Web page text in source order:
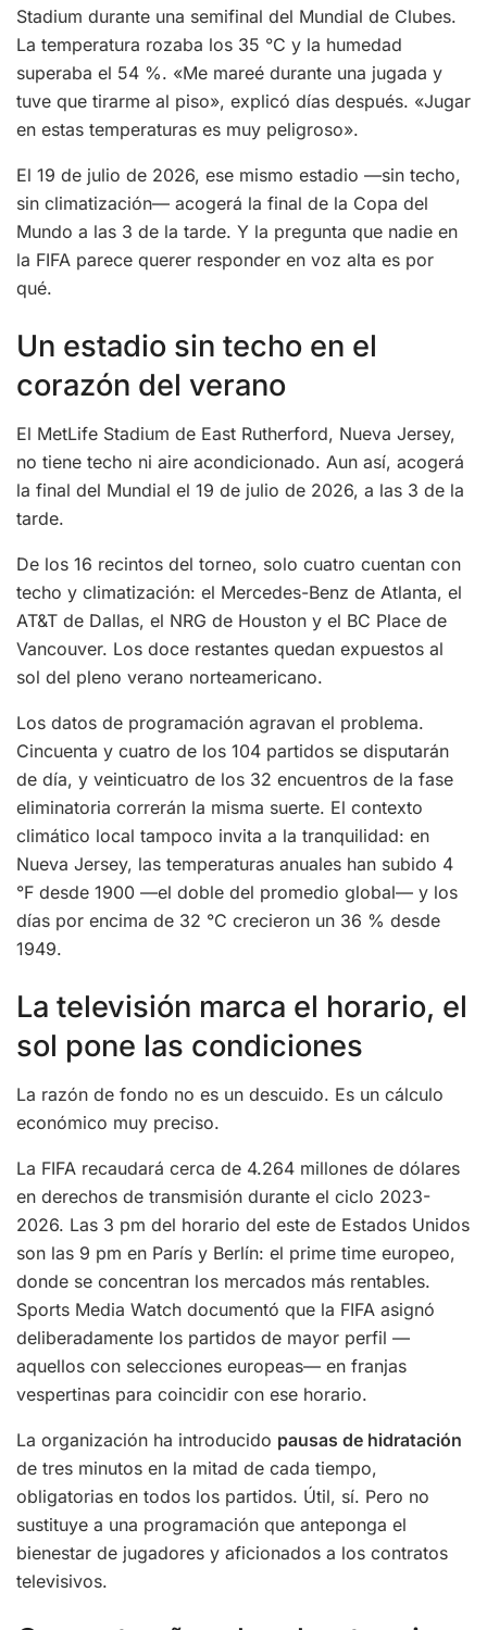
Stadium durante una semifinal del Mundial de Clubes.
La temperatura rozaba los 35 °C y la humedad
superaba el 54 %. «Me mareé durante una jugada y
tuve que tirarme al piso», explicó días después. «Jugar
en estas temperaturas es muy peligroso».
El 19 de julio de 2026, ese mismo estadio —sin techo,
sin climatización— acogerá la final de la Copa del
Mundo a las 3 de la tarde. Y la pregunta que nadie en
la FIFA parece querer responder en voz alta es por
qué.
Un estadio sin techo en el
corazón del verano
El MetLife Stadium de East Rutherford, Nueva Jersey,
no tiene techo ni aire acondicionado. Aun así, acogerá
la final del Mundial el 19 de julio de 2026, a las 3 de la
tarde.
De los 16 recintos del torneo, solo cuatro cuentan con
techo y climatización: el Mercedes-Benz de Atlanta, el
AT&T de Dallas, el NRG de Houston y el BC Place de
Vancouver. Los doce restantes quedan expuestos al
sol del pleno verano norteamericano.
Los datos de programación agravan el problema.
Cincuenta y cuatro de los 104 partidos se disputarán
de día, y veinticuatro de los 32 encuentros de la fase
eliminatoria correrán la misma suerte. El contexto
climático local tampoco invita a la tranquilidad: en
Nueva Jersey, las temperaturas anuales han subido 4
°F desde 1900 —el doble del promedio global— y los
días por encima de 32 °C crecieron un 36 % desde
1949.
La televisión marca el horario, el
sol pone las condiciones
La razón de fondo no es un descuido. Es un cálculo
económico muy preciso.
La FIFA recaudará cerca de 4.264 millones de dólares
en derechos de transmisión durante el ciclo 2023-
2026. Las 3 pm del horario del este de Estados Unidos
son las 9 pm en París y Berlín: el prime time europeo,
donde se concentran los mercados más rentables.
Sports Media Watch documentó que la FIFA asignó
deliberadamente los partidos de mayor perfil —
aquellos con selecciones europeas— en franjas
vespertinas para coincidir con ese horario.
La organización ha introducido pausas de hidratación
de tres minutos en la mitad de cada tiempo,
obligatorias en todos los partidos. Útil, sí. Pero no
sustituye a una programación que anteponga el
bienestar de jugadores y aficionados a los contratos
televisivos.